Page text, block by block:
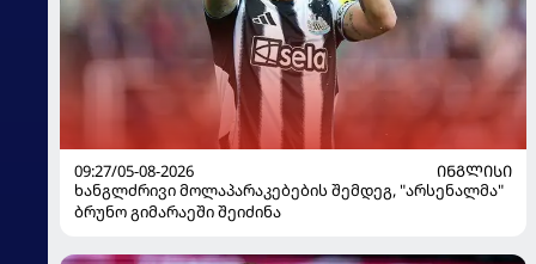
09:27/05-08-2026
ᲘᲜᲒᲚᲘᲡᲘ
ხანგლძრივი მოლაპარაკებების შემდეგ, "არსენალმა"
ბრუნო გიმარაეში შეიძინა